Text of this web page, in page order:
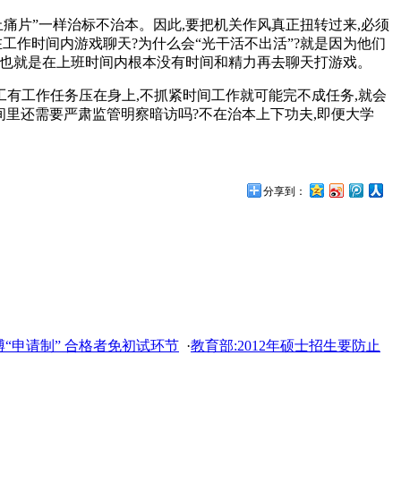
片”一样治标不治本。因此,要把机关作风真正扭转过来,必须
作时间内游戏聊天?为什么会“光干活不出活”?就是因为他们
是在上班时间内根本没有时间和精力再去聊天打游戏。
工作任务压在身上,不抓紧时间工作就可能完不成任务,就会
还需要严肃监管明察暗访吗?不在治本上下功夫,即便大学
分享到：
申请制” 合格者免初试环节 ·教育部:2012年硕士招生要防止